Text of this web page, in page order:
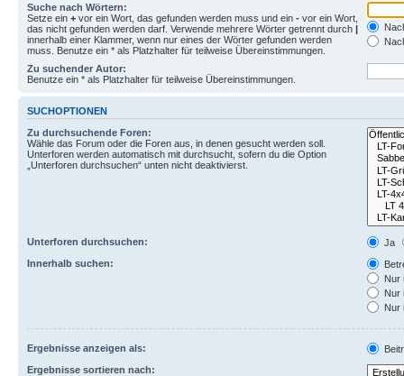
Suche nach Wörtern:
Setze ein + vor ein Wort, das gefunden werden muss und ein - vor ein Wort,
das nicht gefunden werden darf. Verwende mehrere Wörter getrennt durch |
innerhalb einer Klammer, wenn nur eines der Wörter gefunden werden
muss. Benutze ein * als Platzhalter für teilweise Übereinstimmungen.
Zu suchender Autor:
Benutze ein * als Platzhalter für teilweise Übereinstimmungen.
SUCHOPTIONEN
Zu durchsuchende Foren:
Wähle das Forum oder die Foren aus, in denen gesucht werden soll.
Unterforen werden automatisch mit durchsucht, sofern du die Option
„Unterforen durchsuchen“ unten nicht deaktivierst.
Unterforen durchsuchen:
Ja
Innerhalb suchen:
Nur
Nur
Nur
Ergebnisse anzeigen als:
Ergebnisse sortieren nach: